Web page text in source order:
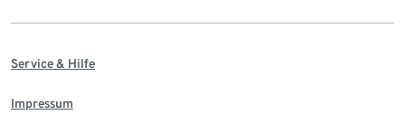
Service & Hilfe
Impressum